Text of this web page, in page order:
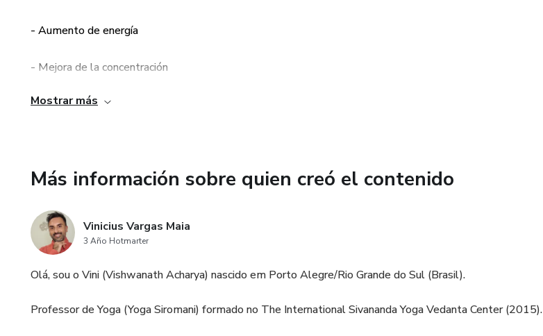
- Aumento de energía
- Mejora de la concentración
- Equilibrio emocional
- Mayor conciencia del presente
- Reducción de los síntomas físicos
- Relaciones interpersonales mejoradas
Mostrar más
Más información sobre quien creó el contenido
Vinicius Vargas Maia
3 Año Hotmarter
Olá, sou o Vini (Vishwanath Acharya) nascido em Porto Alegre/Rio Grande do Sul (Brasil).
Professor de Yoga (Yoga Siromani) formado no The International Sivananda Yoga Vedanta Center (2015).